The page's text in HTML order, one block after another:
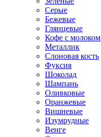
Серые
Бежевые
Глянцевые
Кофе с молоком
Металлик
Слоновая кость
Фуксия
Шоколад
Шампань
Оливковые
Оранжевые
Вишневые
Изумрудные
Венге